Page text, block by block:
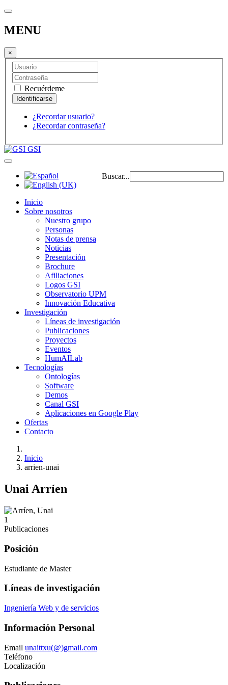
MENU
×
Recuérdeme
¿Recordar usuario?
¿Recordar contraseña?
GSI
Buscar...
Inicio
Sobre nosotros
Nuestro grupo
Personas
Notas de prensa
Noticias
Presentación
Brochure
Afiliaciones
Logos GSI
Observatorio UPM
Innovación Educativa
Investigación
Líneas de investigación
Publicaciones
Proyectos
Eventos
HumAILab
Tecnologías
Ontologías
Software
Demos
Canal GSI
Aplicaciones en Google Play
Ofertas
Contacto
Inicio
arrien-unai
Unai Arríen
1
Publicaciones
Posición
Estudiante de Master
Líneas de investigación
Ingeniería Web y de servicios
Información Personal
Email unaittxu(@)gmail.com
Teléfono
Localización